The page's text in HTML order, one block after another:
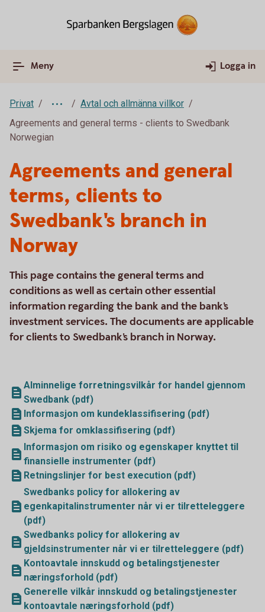
Meny Logga in
Privat
Avtal och allmänna villkor
Agreements and general terms - clients to Swedbank
Norwegian
Agreements and general
terms, clients to
Swedbank's branch in
Norway
This page contains the general terms and
conditions as well as certain other essential
information regarding the bank and the bank's
investment services. The documents are applicable
for clients to Swedbank's branch in Norway.
Alminnelige forretningsvilkår for handel gjennom
Swedbank (pdf)
Informasjon om kundeklassifisering (pdf)
Skjema for omklassifisering (pdf)
Informasjon om risiko og egenskaper knyttet til
finansielle instrumenter (pdf)
Retningslinjer for best execution (pdf)
Swedbanks policy for allokering av
egenkapitalinstrumenter når vi er tilretteleggere
(pdf)
Swedbanks policy for allokering av
gjeldsinstrumenter når vi er tilretteleggere (pdf)
Kontoavtale innskudd og betalingstjenester
næringsforhold (pdf)
Generelle vilkår innskudd og betalingstjenester
kontoavtale næringsforhold (pdf)